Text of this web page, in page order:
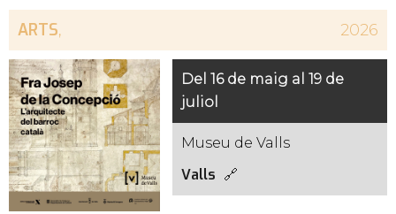
ARTS, 2026
Del 16 de maig al 19 de
juliol
Museu de Valls
Valls